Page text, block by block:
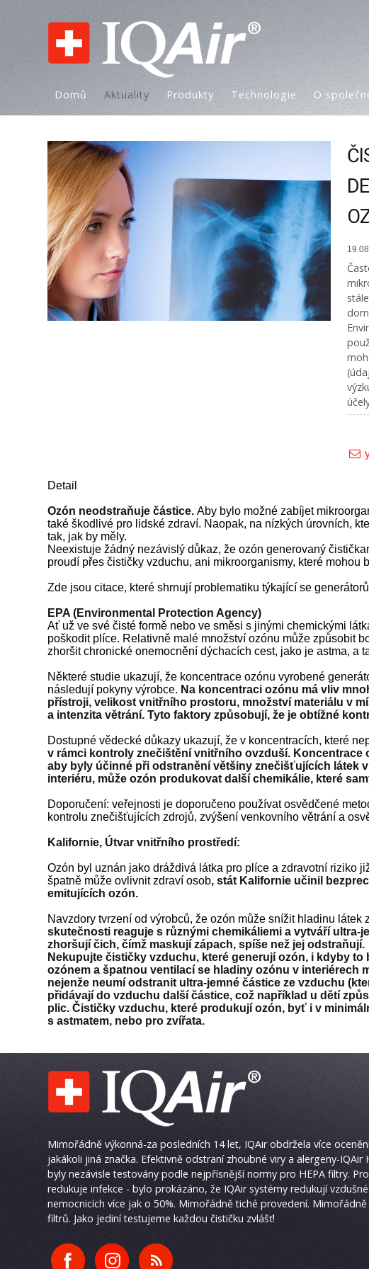
Domů Aktuality Produkty Technologie O
Detail
Ozón neodstraňuje částice.Aby bylo možné zabíjet
také škodlivé pro lidské zdraví. Naopak, na nízkých úrovních,
tak, jak by měly.
Neexistuje žádný nezávislý důkaz, že ozón generovaný
proudí přes čističky vzduchu, ani mikroorganismy, které mohou
Zde jsou citace, které shrnují problematiku týkající se
EPA (Environmental Protection Agency)
Ať už ve své čisté formě nebo ve směsi s jinými chemickými
poškodit plíce. Relativně malé množství ozónu může způsobit
zhoršit chronické onemocnění dýchacích cest, jako je astma, a
Některé studie ukazují, že koncentrace ozónu vyrobené
následují pokyny výrobce. Na koncentraci ozónu má vliv
přístroji, velikost vnitřního prostoru, množství materiálu v
a intenzita větrání. Tyto faktory způsobují, že je obtížné
Dostupné vědecké důkazy ukazují, že v koncentracích, které
v rámci kontroly znečištění vnitřního ovzduší.
aby byly účinné při odstranění většiny znečišťujících látek
interiéru, může ozón produkovat další chemikálie, které
Doporučení: veřejnosti je doporučeno používat osvědčené
kontrolu znečišťujících zdrojů, zvýšení venkovního větrání a
Kalifornie, Útvar vnitřního prostředí:
Ozón byl uznán jako dráždivá látka pro plíce a zdravotní riziko
špatně může ovlivnit zdraví osob, stát Kalifornie učinil
emitujících ozón.
Navzdory tvrzení od výrobců, že ozón může snížit hladinu
skutečnosti reaguje s různými chemikáliemi a vytváří ultra-
zhoršují čich, čímž maskují zápach, spíše než jej odstraňují.
Nekupujte čističky vzduchu, které generují ozón, i kdyby
ozónem a špatnou ventilací se hladiny ozónu v interiérech
nejenže neumí odstranit ultra-jemné částice ze vzduchu
přidávají do vzduchu další částice, což například u dětí
plic. Čističky vzduchu, které produkují ozón, byť i v
s astmatem, nebo pro zvířata.
Mimořádně výkonná-za posledních 14 let, IQAir obdržela více
jakákoli jiná značka. Efektivně odstraní zhoubné viry a alergeny-
byly nezávisle testovány podle nejpřísnější normy pro HEPA filtry.
redukuje infekce - bylo prokázáno, že IQAir systémy redukují
nemocnicích více jak o 50%. Mimořádně tiché provedení.
filtrů. Jako jediní testujeme každou čističku zvlášť!